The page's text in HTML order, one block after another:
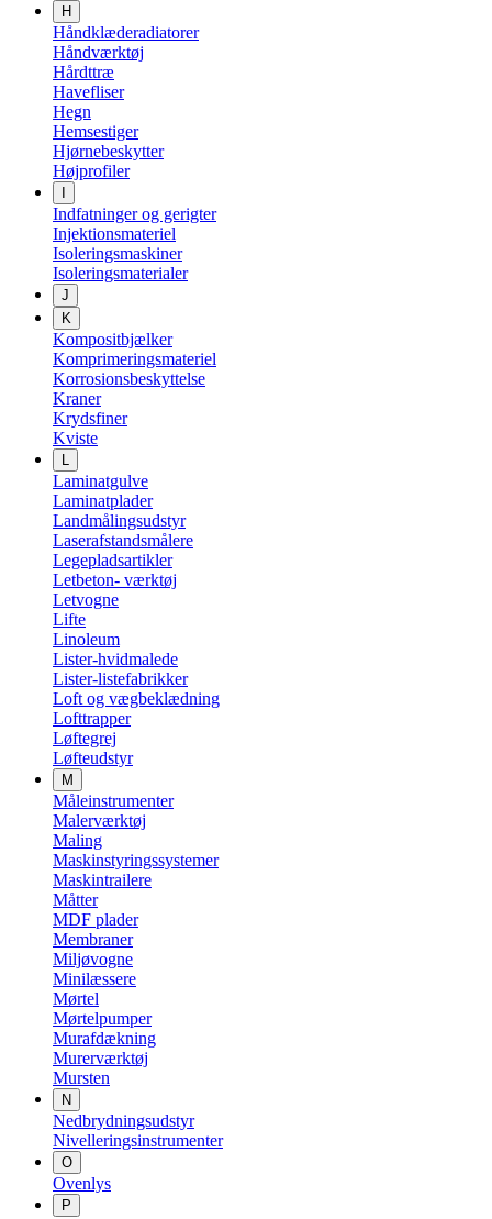
H
Håndklæderadiatorer
Håndværktøj
Hårdttræ
Havefliser
Hegn
Hemsestiger
Hjørnebeskytter
Højprofiler
Indfatninger og gerigter
Injektionsmateriel
Isoleringsmaskiner
Isoleringsmaterialer
J
K
Kompositbjælker
Komprimeringsmateriel
Korrosionsbeskyttelse
Kraner
Krydsfiner
Kviste
L
Laminatgulve
Laminatplader
Landmålingsudstyr
Laserafstandsmålere
Legepladsartikler
Letbeton- værktøj
Letvogne
Lifte
Linoleum
Lister-hvidmalede
Lister-listefabrikker
Loft og vægbeklædning
Lofttrapper
Løftegrej
Løfteudstyr
M
Måleinstrumenter
Malerværktøj
Maling
Maskinstyringssystemer
Maskintrailere
Måtter
MDF plader
Membraner
Miljøvogne
Minilæssere
Mørtel
Mørtelpumper
Murafdækning
Murerværktøj
Mursten
N
Nedbrydningsudstyr
Nivelleringsinstrumenter
O
Ovenlys
P